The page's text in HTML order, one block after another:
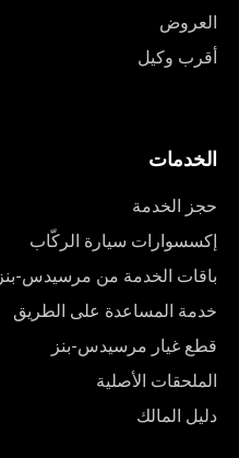
العروض
أقرب وكيل
الخدمات
حجز الخدمة
إكسسوارات سيارة الركّاب
باقات الخدمة من مرسيدس-بنز
خدمة المساعدة على الطريق
قطع غيار مرسيدس-بنز
الملحقات الأصلية
دليل المالك